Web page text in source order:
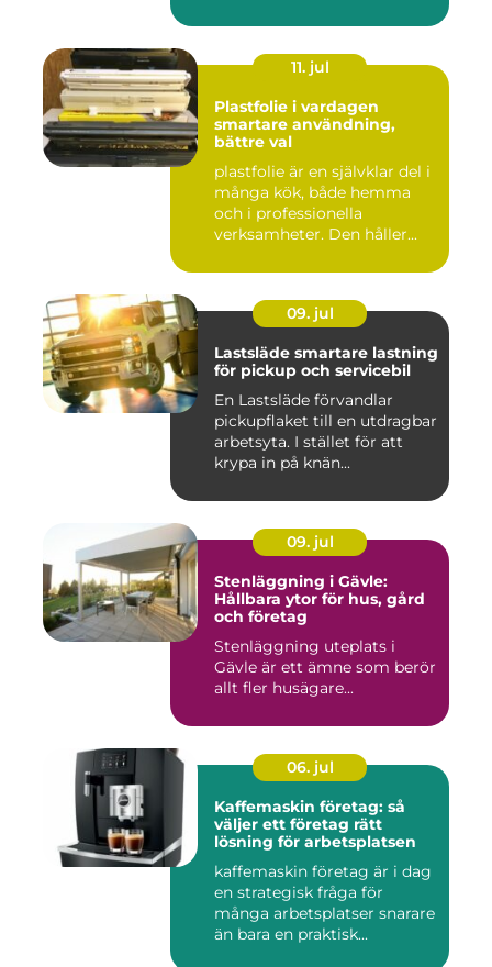
11. jul
Plastfolie i vardagen
smartare användning,
bättre val
plastfolie är en självklar del i
många kök, både hemma
och i professionella
verksamheter. Den håller...
09. jul
Lastsläde smartare lastning
för pickup och servicebil
En Lastsläde förvandlar
pickupflaket till en utdragbar
arbetsyta. I stället för att
krypa in på knän...
09. jul
Stenläggning i Gävle:
Hållbara ytor för hus, gård
och företag
Stenläggning uteplats i
Gävle är ett ämne som berör
allt fler husägare...
06. jul
Kaffemaskin företag: så
väljer ett företag rätt
lösning för arbetsplatsen
kaffemaskin företag är i dag
en strategisk fråga för
många arbetsplatser snarare
än bara en praktisk...